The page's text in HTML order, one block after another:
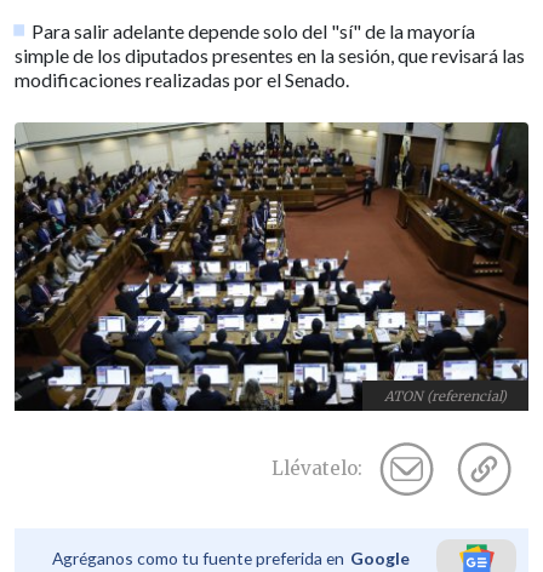
Para salir adelante depende solo del "sí" de la mayoría
simple de los diputados presentes en la sesión, que revisará las
modificaciones realizadas por el Senado.
ATON (referencial)
Llévatelo:
Agréganos como tu fuente preferida en Google